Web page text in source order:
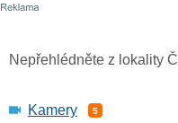
Nepřehlédněte z lokality
Kamery 5